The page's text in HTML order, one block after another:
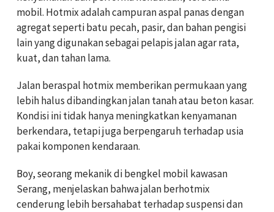
mobil. Hotmix adalah campuran aspal panas dengan
agregat seperti batu pecah, pasir, dan bahan pengisi
lain yang digunakan sebagai pelapis jalan agar rata,
kuat, dan tahan lama.
Jalan beraspal hotmix memberikan permukaan yang
lebih halus dibandingkan jalan tanah atau beton kasar.
Kondisi ini tidak hanya meningkatkan kenyamanan
berkendara, tetapi juga berpengaruh terhadap usia
pakai komponen kendaraan.
Boy, seorang mekanik di bengkel mobil kawasan
Serang, menjelaskan bahwa jalan berhotmix
cenderung lebih bersahabat terhadap suspensi dan